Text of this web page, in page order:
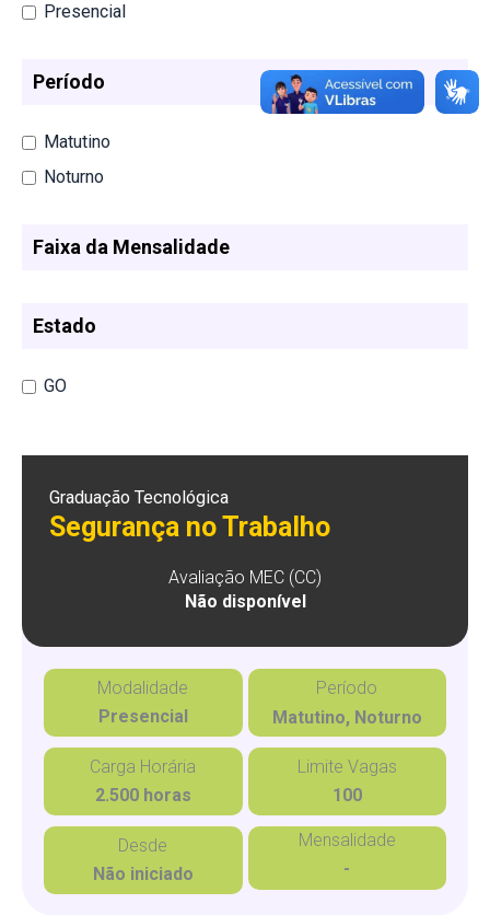
Presencial
Período
Matutino
Noturno
Faixa da Mensalidade
Estado
GO
Graduação Tecnológica
Segurança no Trabalho
Avaliação MEC (CC)
Não disponível
Modalidade
Presencial
Período
Matutino, Noturno
Carga Horária
2.500 horas
Limite Vagas
100
Desde
Não iniciado
Mensalidade
-